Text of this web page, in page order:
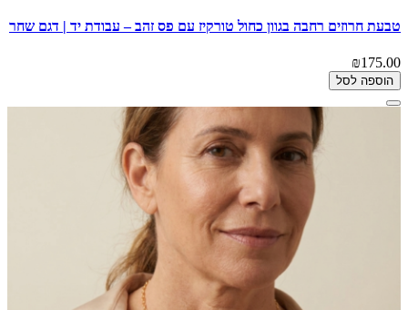
טבעת חרוזים רחבה בגוון כחול טורקיז עם פס זהב – עבודת יד | דגם שחר
₪175.00
הוספה לסל